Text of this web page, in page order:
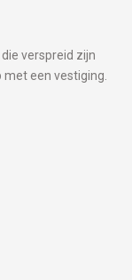
verspreid zijn
met een vestiging.